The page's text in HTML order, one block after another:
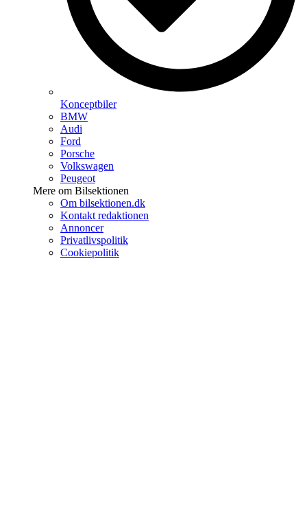
Konceptbiler
BMW
Audi
Ford
Porsche
Volkswagen
Peugeot
Mere om Bilsektionen
Om bilsektionen.dk
Kontakt redaktionen
Annoncer
Privatlivspolitik
Cookiepolitik